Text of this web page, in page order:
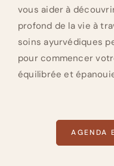
vous aider à
profond de la vie à
soins ayurvédiques
pour commencer
équilibrée et
AGENDA